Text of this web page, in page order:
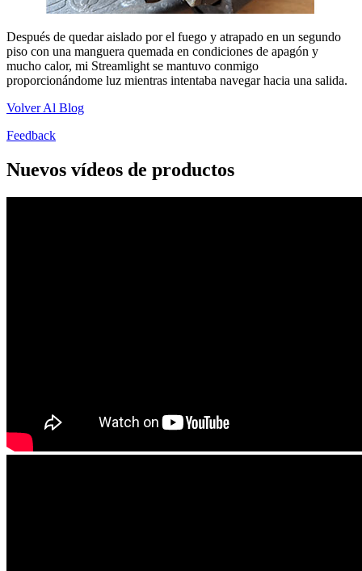
Después de quedar aislado por el fuego y atrapado en un segundo
piso con una manguera quemada en condiciones de apagón y
mucho calor, mi Streamlight se mantuvo conmigo
proporcionándome luz mientras intentaba navegar hacia una salida.
Volver Al Blog
Feedback
Nuevos vídeos de productos